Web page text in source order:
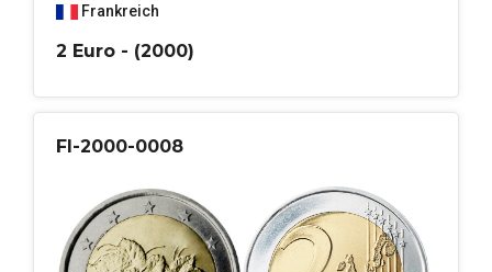
Frankreich
2 Euro - (2000)
FI-2000-0008